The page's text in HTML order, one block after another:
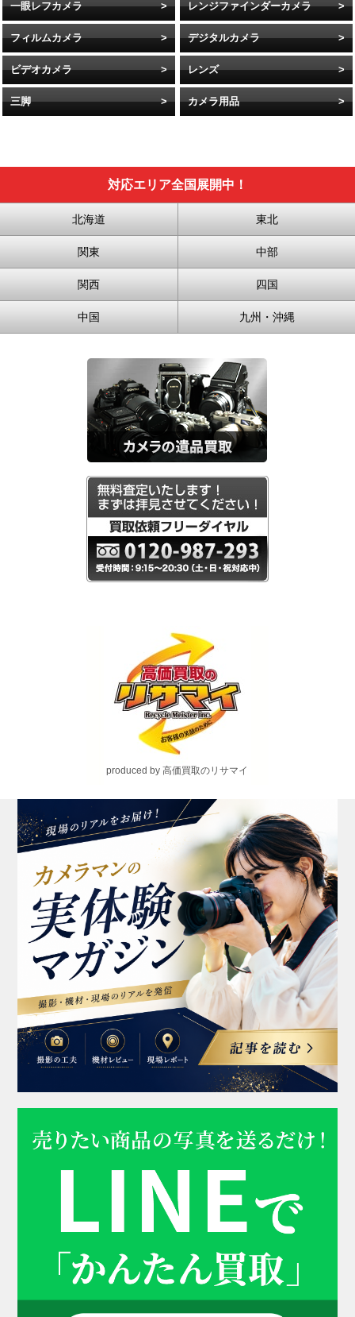
一眼レフカメラ レンジファインダーカメラ
フィルムカメラ デジタルカメラ
ビデオカメラ レンズ
三脚 カメラ用品
対応エリア全国展開中！
北海道 東北
関東 中部
関西 四国
中国 九州・沖縄
produced by 高価買取のリサマイ